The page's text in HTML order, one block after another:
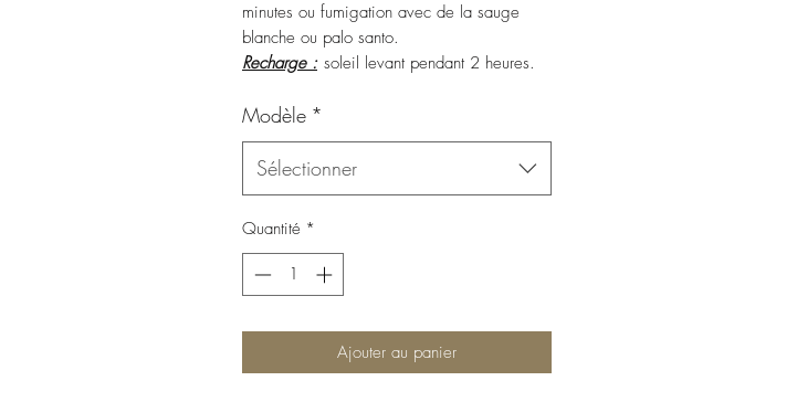
minutes ou fumigation avec de la sauge
blanche ou palo santo.
Recharge : soleil levant pendant 2 heures.
Modèle *
Sélectionner
Quantité *
Ajouter au panier